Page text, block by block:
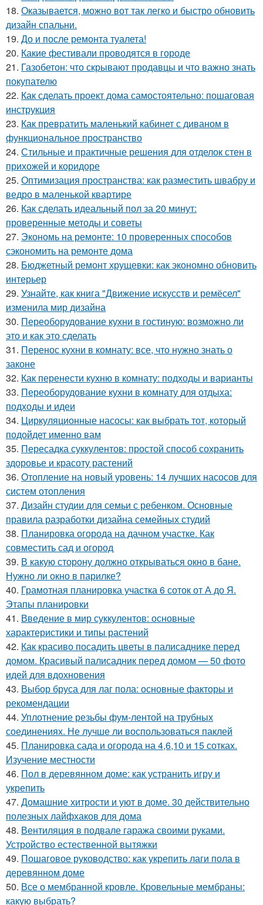
18. Оказывается, можно вот так легко и быстро обновить
дизайн спальни.
19. До и после ремонта туалета!
20. Какие фестивали проводятся в городе
21. Газобетон: что скрывают продавцы и что важно знать
покупателю
22. Как сделать проект дома самостоятельно: пошаговая
инструкция
23. Как превратить маленький кабинет с диваном в
функциональное пространство
24. Стильные и практичные решения для отделок стен в
прихожей и коридоре
25. Оптимизация пространства: как разместить швабру и
ведро в маленькой квартире
26. Как сделать идеальный пол за 20 минут:
проверенные методы и советы
27. Экономь на ремонте: 10 проверенных способов
сэкономить на ремонте дома
28. Бюджетный ремонт хрущевки: как экономно обновить
интерьер
29. Узнайте, как книга "Движение искусств и ремёсел"
изменила мир дизайна
30. Переоборудование кухни в гостиную: возможно ли
это и как это сделать
31. Перенос кухни в комнату: все, что нужно знать о
законе
32. Как перенести кухню в комнату: подходы и варианты
33. Переоборудование кухни в комнату для отдыха:
подходы и идеи
34. Циркуляционные насосы: как выбрать тот, который
подойдет именно вам
35. Пересадка суккулентов: простой способ сохранить
здоровье и красоту растений
36. Отопление на новый уровень: 14 лучших насосов для
систем отопления
37. Дизайн студии для семьи с ребенком. Основные
правила разработки дизайна семейных студий
38. Планировка огорода на дачном участке. Как
совместить сад и огород
39. В какую сторону должно открываться окно в бане.
Нужно ли окно в парилке?
40. Грамотная планировка участка 6 соток от А до Я.
Этапы планировки
41. Введение в мир суккулентов: основные
характеристики и типы растений
42. Как красиво посадить цветы в палисаднике перед
домом. Красивый палисадник перед домом — 50 фото
идей для вдохновения
43. Выбор бруса для лаг пола: основные факторы и
рекомендации
44. Уплотнение резьбы фум-лентой на трубных
соединениях. Не лучше ли воспользоваться паклей
45. Планировка сада и огорода на 4,6,10 и 15 сотках.
Изучение местности
46. Пол в деревянном доме: как устранить игру и
укрепить
47. Домашние хитрости и уют в доме. 30 действительно
полезных лайфхаков для дома
48. Вентиляция в подвале гаража своими руками.
Устройство естественной вытяжки
49. Пошаговое руководство: как укрепить лаги пола в
деревянном доме
50. Все о мембранной кровле. Кровельные мембраны:
какую выбрать?